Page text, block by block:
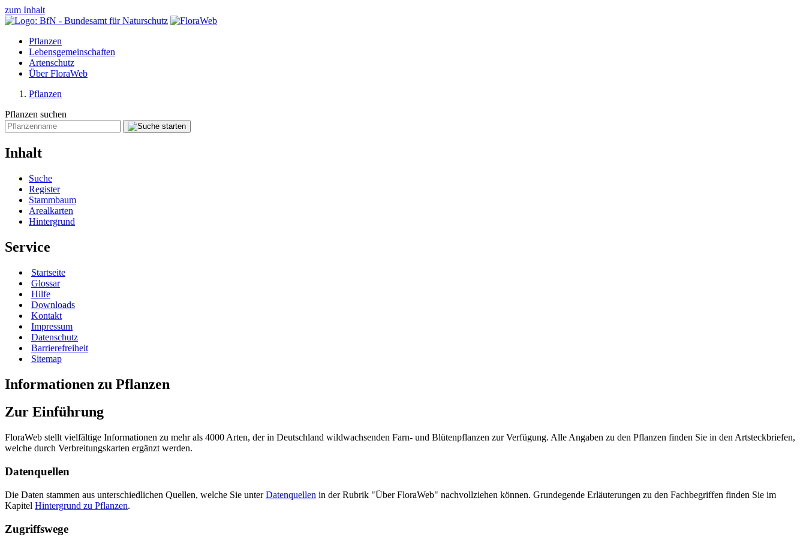
zum Inhalt
Pflanzen
Lebensgemeinschaften
Artenschutz
Über FloraWeb
Pflanzen
Pflanzen suchen
Inhalt
Suche
Register
Stammbaum
Arealkarten
Hintergrund
Service
Startseite
Glossar
Hilfe
Downloads
Kontakt
Impressum
Datenschutz
Barrierefreiheit
Sitemap
Informationen zu Pflanzen
Zur Einführung
FloraWeb stellt vielfältige Informationen zu mehr als 4000 Arten, der in Deutschland wildwachsenden Farn- und Blütenpflanzen zur Verfügung. Alle Angaben zu den Pflanzen finden Sie in den Artsteckbriefen,
welche durch Verbreitungskarten ergänzt werden.
Datenquellen
Die Daten stammen aus unterschiedlichen Quellen, welche Sie unterDatenquellen in der Rubrik "Über FloraWeb" nachvollziehen können. Grundegende Erläuterungen zu den Fachbegriffen finden Sie im
Kapitel Hintergrund zu Pflanzen.
Zugriffswege